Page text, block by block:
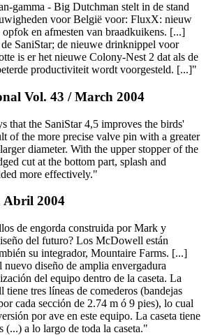
gamma - Big Dutchman stelt in de stand
voor België voor: FluxX: nieuw
en afmesten van braadkuikens. [...]
SaniStar; de nieuwe drinknippel voor
is er het nieuwe Colony-Nest 2 dat als de
productiviteit wordt voorgesteld. [...]"
Vol. 43 / March 2004
that the SaniStar 4,5 improves the birds'
of the more precise valve pin with a greater
diameter. With the upper stopper of the
cut at the bottom part, splash and
more effectively."
Abril 2004
de engorda construida por Mark y
del futuro? Los McDowell están
su integrador, Mountaire Farms. [...]
diseño de amplia envergadura
del equipo dentro de la caseta. La
tres líneas de comederos (bandejas
cada sección de 2.74 m ó 9 pies), lo cual
por ave en este equipo. La caseta tiene
(...) a lo largo de toda la caseta."